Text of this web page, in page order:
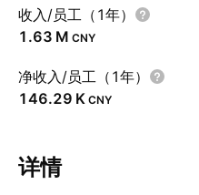
收入/员工（1年）
‪1.63 M‬ CNY
净收入/员工（1年）
‪146.29 K‬ CNY
详情